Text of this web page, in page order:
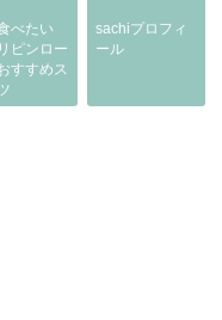
べたい
ピンロー
すすめス
sachiプロフィ
ール